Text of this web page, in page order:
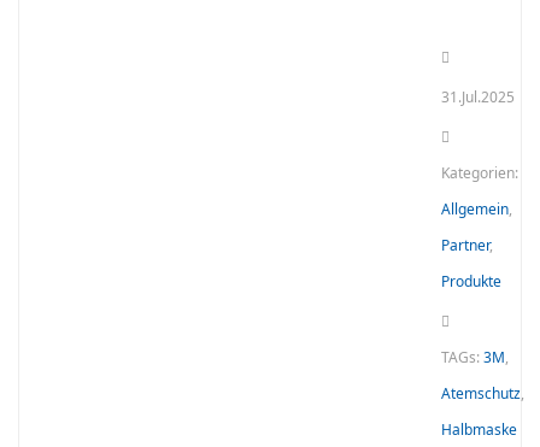
31.Jul.2025
Kategorien:
Allgemein,
Partner,
Produkte
TAGs:3M,
Atemschutz,
Halbmaske